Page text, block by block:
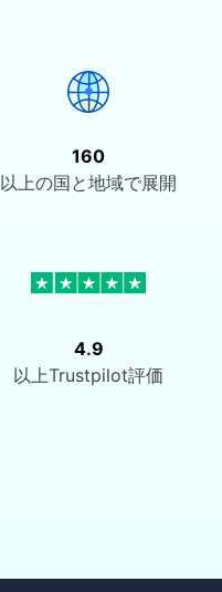
160
以上の国と地域で展開
4.9
以上Trustpilot評価